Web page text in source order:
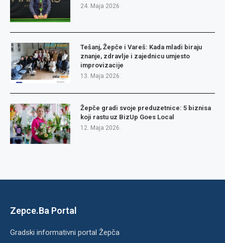
24. Maja 2026.
Tešanj, Žepče i Vareš: Kada mladi biraju
znanje, zdravlje i zajednicu umjesto
improvizacije
13. Maja 2026.
Žepče gradi svoje preduzetnice: 5 biznisa
koji rastu uz BizUp Goes Local
12. Maja 2026.
Zepce.Ba Portal
Gradski informativni portal Žepča